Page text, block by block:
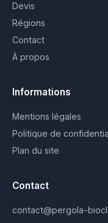
Devis
Régions
Contact
À propos
Informations
Mentions légales
Politique de
Plan du site
Contact
contact@pergola-